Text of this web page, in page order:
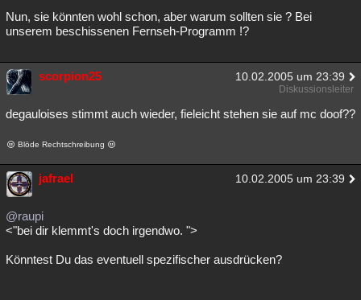
Nun, sie könnten wohl schon, aber warum sollten sie ? Bei
unserem beschissenen Fernseh-Programm !?
scorpion25 10.02.2005 um 23:39
Diskussionsleiter
degauloises stimmt auch wieder, fieleicht stehen sie auf mc doof??
Blöde Rechtschreibung
jafrael 10.02.2005 um 23:39
@raupi
<"bei dir klemmt's doch irgendwo. ">
Könntest Du das eventuell spezifischer ausdrücken?